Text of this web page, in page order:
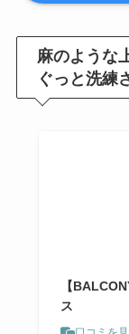
麻のような
ぐっと洗練
【
ス